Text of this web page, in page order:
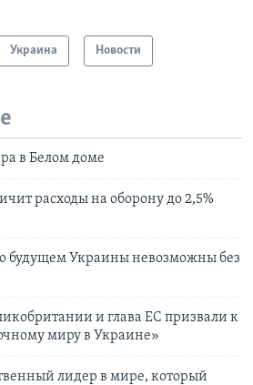
Украина Новости
в Белом доме
расходы на оборону до 2,5%
будущем Украины невозможны без
и глава ЕС призвали к
миру в Украине»
лидер в мире, который